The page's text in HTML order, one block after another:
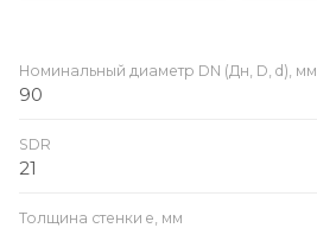
Номинальный диаметр DN (Дн, D, d), мм
90
SDR
21
Толщина стенки e, мм